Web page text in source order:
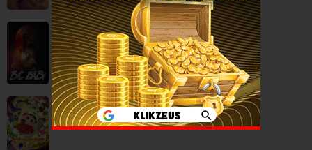
Big Baby (2025)
Horror,Movies,USA
Crayon Shin-chan the Movie: Super Hot! T…
Adventure,Animation,Comedy,Japan